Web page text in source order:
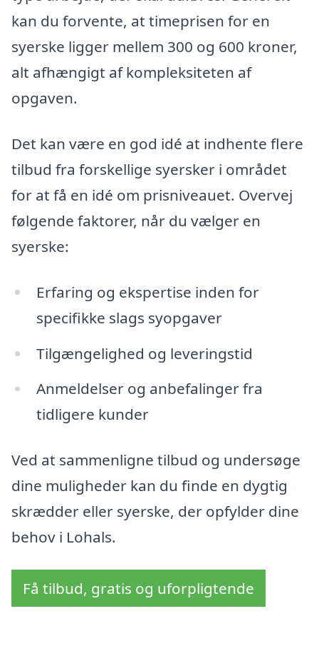
kan du forvente, at timeprisen for en
syerske ligger mellem 300 og 600 kroner,
alt afhængigt af kompleksiteten af
opgaven.
Det kan være en god idé at indhente flere
tilbud fra forskellige syersker i området
for at få en idé om prisniveauet. Overvej
følgende faktorer, når du vælger en
syerske:
Erfaring og ekspertise inden for
specifikke slags syopgaver
Tilgængelighed og leveringstid
Anmeldelser og anbefalinger fra
tidligere kunder
Ved at sammenligne tilbud og undersøge
dine muligheder kan du finde en dygtig
skrædder eller syerske, der opfylder dine
behov i Lohals.
Få tilbud, gratis og uforpligtende